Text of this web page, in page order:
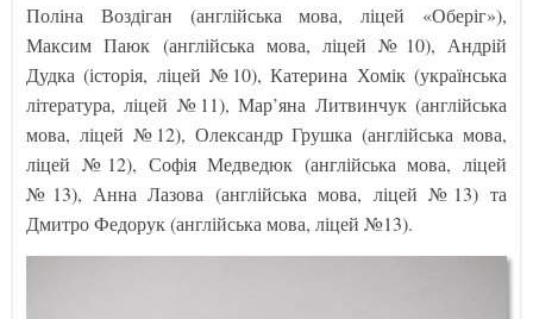
Поліна Воздіган (англійська мова, ліцей «Оберіг»),
Максим Паюк (англійська мова, ліцей №10), Андрій
Дудка (історія, ліцей №10), Катерина Хомік (українська
література, ліцей №11), Мар’яна Литвинчук (англійська
мова, ліцей №12), Олександр Грушка (англійська мова,
ліцей №12), Софія Медведюк (англійська мова, ліцей
№13), Анна Лазова (англійська мова, ліцей №13) та
Дмитро Федорук (англійська мова, ліцей №13).